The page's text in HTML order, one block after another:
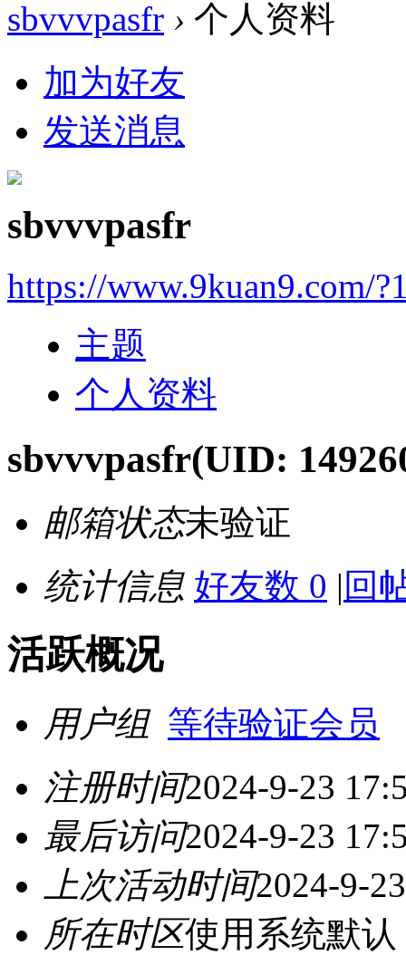
sbvvvpasfr › 个人资料
加为好友
发送消息
sbvvvpasfr
https://www.9kuan9.com/
主题
个人资料
sbvvvpasfr(UID:
邮箱状态未验证
统计信息 好友数 0 | 回
活跃概况
用户组 等待验证会员
注册时间2024-9-23
最后访问2024-9-23
上次活动时间2024-9-
所在时区使用系统默认